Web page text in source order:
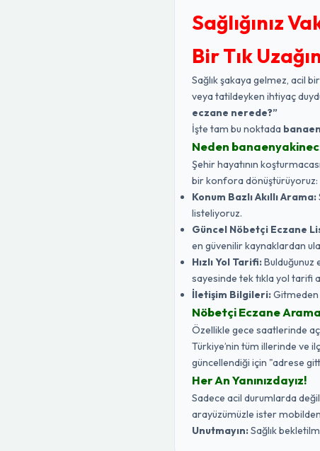
Sağlığınız
Bir Tık
Sağlık şakaya gelmez, acil
veya tatildeyken ihtiyaç
eczane nerede?”
İşte tam bu noktada
Neden
Şehir hayatının
bir konfora dönüştürüyoruz:
Konum Bazlı Akıllı Arama:
listeliyoruz.
Güncel Nöbetçi Eczane
en güvenilir kaynaklardan
Hızlı Yol Tarifi:Bulduğunuz
sayesinde tek tıkla yol tarifi
İletişim Bilgileri:Gitmeden
Nöbetçi Eczane
Özellikle gece saatlerinde
Türkiye’nin tüm illerinde ve
güncellendiği için "adrese
Her An Yanınızdayız!
Sadece acil durumlarda değil,
arayüzümüzle ister mobilden
Unutmayın:Sağlık